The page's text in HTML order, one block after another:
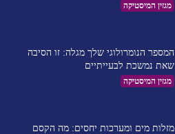
מגזין המיסטיקה
המספר הנומרולוגי שלך מגלה: זו הסיבה
שאת נמשכת לבעייתיים​
מגזין המיסטיקה
מזלות מים ומערכות יחסים: מה הקסם